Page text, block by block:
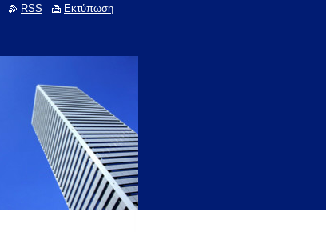
RSS Εκτύπωση